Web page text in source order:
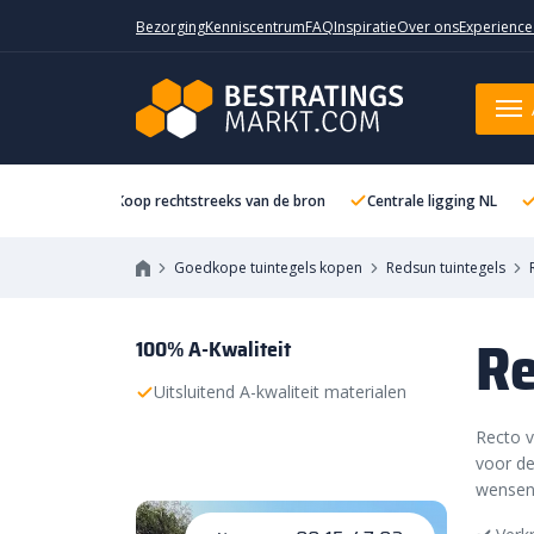
BezorgingKenniscentrumFAQInspiratieOver ons
Koop rechtstreeks van de bron Centrale ligging NL
Goedkope tuintegels kopen Redsun tuintegels
100% A-Kwaliteit
Uitsluitend A-kwaliteit materialen
Recto
voor